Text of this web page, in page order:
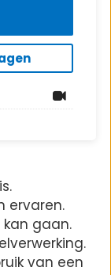
in je
over
ervaren.
gaan.
van een